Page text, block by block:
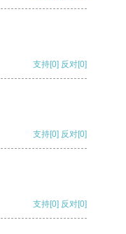
支持[0] 反对[0]
支持[0] 反对[0]
支持[0] 反对[0]